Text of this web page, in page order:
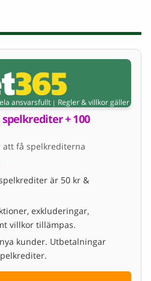
ansvarsfullt | Regler & villkor gäller
+ 100
få spelkrediterna
är 50 kr &
exkluderingar,
villkor tillämpas.
kunder. Utbetalningar